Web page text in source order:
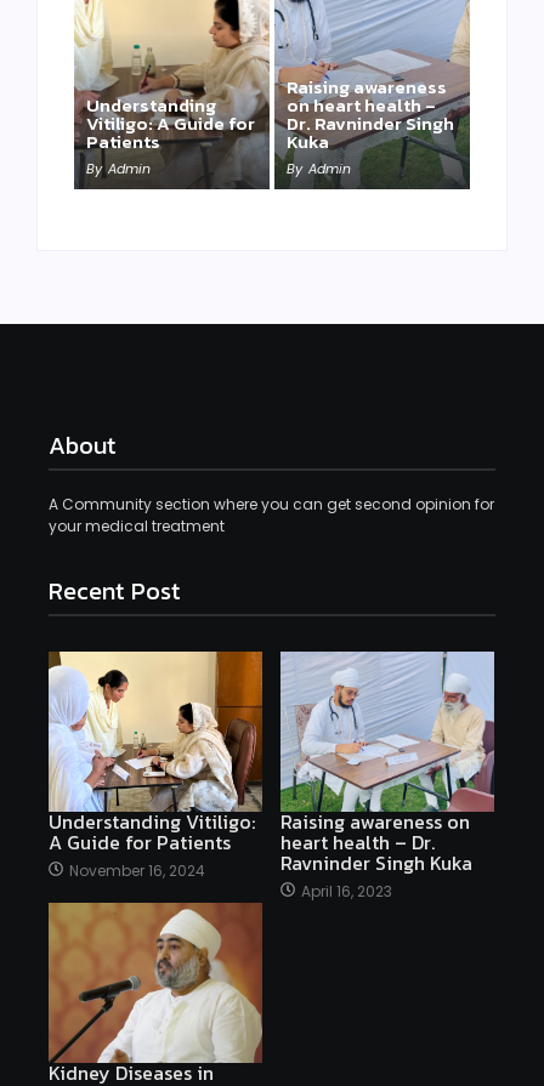
Understanding
Vitiligo: A Guide for
Patients
By Admin
Raising awareness
on heart health –
Dr. Ravninder Singh
Kuka
By Admin
About
A Community section where you can get second opinion for
your medical treatment
Recent Post
Understanding Vitiligo:
A Guide for Patients
November 16, 2024
Raising awareness on
heart health – Dr.
Ravninder Singh Kuka
April 16, 2023
Kidney Diseases in